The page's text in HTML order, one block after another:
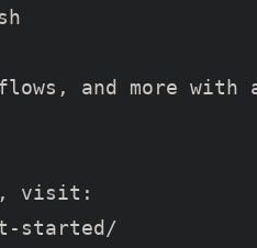
and more
visit:
started/